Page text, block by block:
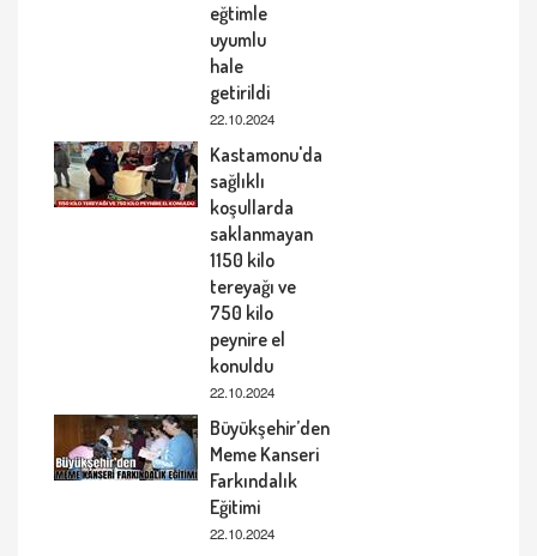
eğtimle
uyumlu
hale
getirildi
22.10.2024
Kastamonu'da
sağlıklı
koşullarda
saklanmayan
1150 kilo
tereyağı ve
750 kilo
peynire el
konuldu
22.10.2024
Büyükşehir’den
Meme Kanseri
Farkındalık
Eğitimi
22.10.2024